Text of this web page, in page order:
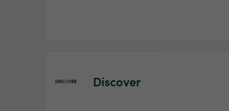
Discover